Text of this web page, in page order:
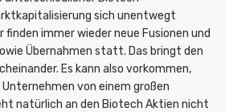
sich unentwegt
immer wieder neue Fusionen und
Übernahmen statt. Das bringt den
Es kann also vorkommen,
von einem großen
natürlich an den Biotech Aktien nicht